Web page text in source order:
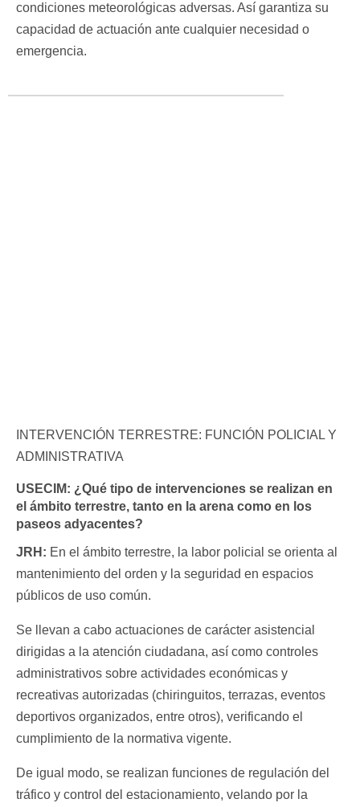
condiciones meteorológicas adversas. Así garantiza su
capacidad de actuación ante cualquier necesidad o
emergencia.
INTERVENCIÓN TERRESTRE: FUNCIÓN POLICIAL Y
ADMINISTRATIVA
USECIM: ¿Qué tipo de intervenciones se realizan en
el ámbito terrestre, tanto en la arena como en los
paseos adyacentes?
JRH: En el ámbito terrestre, la labor policial se orienta al
mantenimiento del orden y la seguridad en espacios
públicos de uso común.
Se llevan a cabo actuaciones de carácter asistencial
dirigidas a la atención ciudadana, así como controles
administrativos sobre actividades económicas y
recreativas autorizadas (chiringuitos, terrazas, eventos
deportivos organizados, entre otros), verificando el
cumplimiento de la normativa vigente.
De igual modo, se realizan funciones de regulación del
tráfico y control del estacionamiento, velando por la